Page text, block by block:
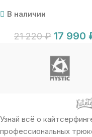
В наличии
21 220₽ 17 990
Узнай всё о
профессиональных